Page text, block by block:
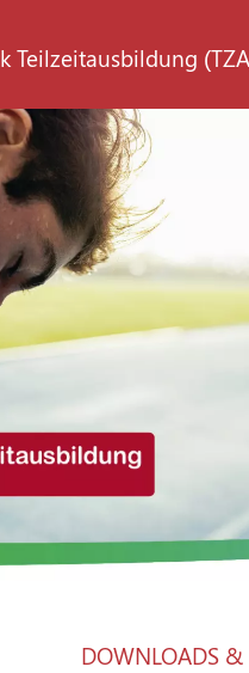
Teilzeitausbildung
DOWNLOADS &